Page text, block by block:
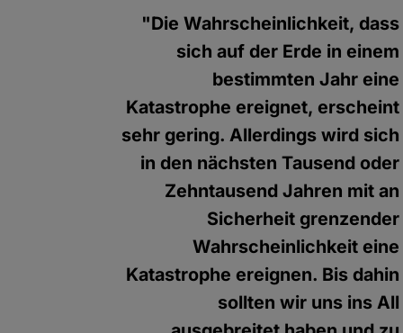
"Die Wahrscheinlichkeit, dass
sich auf der Erde in einem
bestimmten Jahr eine
Katastrophe ereignet, erscheint
sehr gering. Allerdings wird sich
in den nächsten Tausend oder
Zehntausend Jahren mit an
Sicherheit grenzender
Wahrscheinlichkeit eine
Katastrophe ereignen. Bis dahin
sollten wir uns ins All